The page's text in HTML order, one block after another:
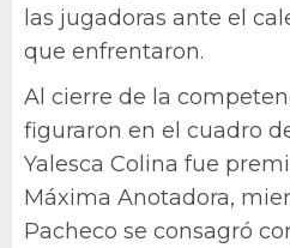
las jugadoras ante el
que enfrentaron.
Al cierre de la
figuraron en el cuadro
Yalesca Colina fue
Máxima Anotadora,
Pacheco se consagró